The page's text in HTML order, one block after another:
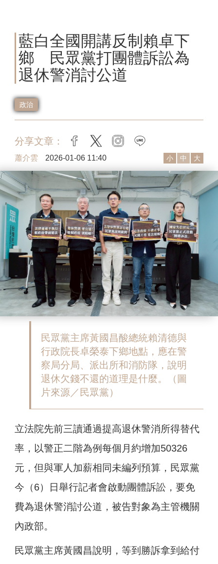
藍白全國開講反制賴卓下
鄉 民眾黨打團體訴訟為
退休警消討公道
政治
分享文章： facebook
twitter instagram
蕭介雲 2026-01-06 11:40 小 中 大
民眾黨主席黃國昌酸總統賴清德與
行政院長卓榮泰下鄉地點，應在警
察局分局、派出所和消防隊，說明
退休欠錢不還的道理是什麼。（圖
片來源／民眾黨）
立法院先前三讀通過提高退休警消所得替代
率，以警正二階為例每個月約增加50326
元，但與軍人加薪相同未編列預算，民眾黨
今（6）日舉行記者會啟動團體訴訟，要免
費為退休警消討公道，被告對象為主管機關
內政部。
民眾黨主席黃國昌說明，等到勝訴拿到給付